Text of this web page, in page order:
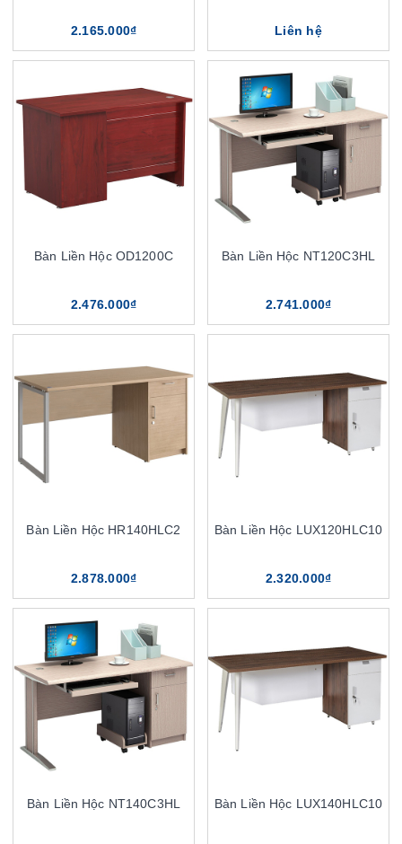
2.165.000₫ Liên hệ
Bàn Liền Hộc OD1200C
2.476.000₫
Bàn Liền Hộc NT120C3HL
2.741.000₫
Bàn Liền Hộc HR140HLC2
2.878.000₫
Bàn Liền Hộc LUX120HLC10
2.320.000₫
Bàn Liền Hộc NT140C3HL Bàn Liền Hộc LUX140HLC10